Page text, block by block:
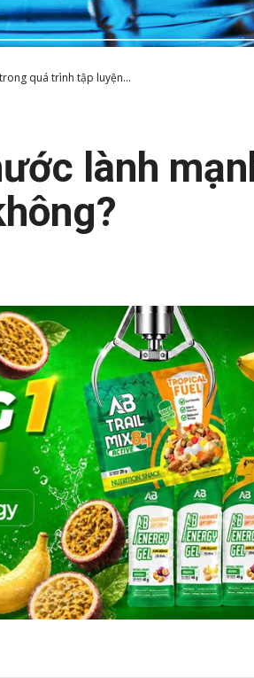
quá trình tập luyện...
lành